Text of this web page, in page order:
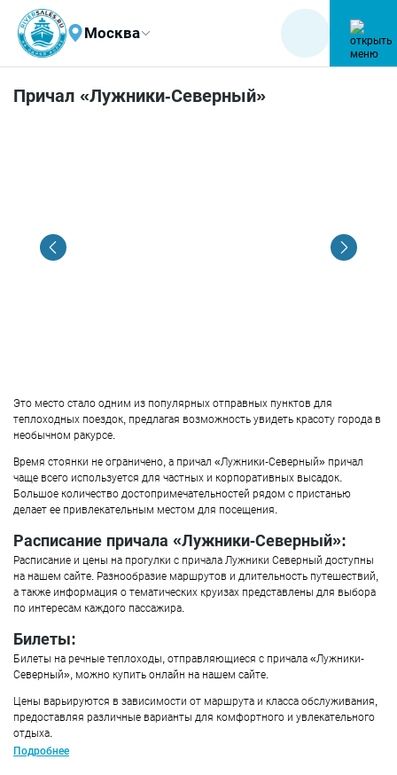
Москва
Причал «Лужники-Северный»
Это место стало одним из популярных отправных пунктов для
теплоходных поездок, предлагая возможность увидеть красоту города в
необычном ракурсе.
Время стоянки не ограничено, а причал «Лужники-Северный» причал
чаще всего используется для частных и корпоративных высадок.
Большое количество достопримечательностей рядом с пристанью
делает ее привлекательным местом для посещения.
Расписание причала «Лужники-Северный»:
Расписание и цены на прогулки с причала Лужники Северный доступны
на нашем сайте. Разнообразие маршрутов и длительность путешествий,
а также информация о тематических круизах представлены для выбора
по интересам каждого пассажира.
Билеты:
Билеты на речные теплоходы, отправляющиеся с причала «Лужники-
Северный», можно купить онлайн на нашем сайте.
Цены варьируются в зависимости от маршрута и класса обслуживания,
предоставляя различные варианты для комфортного и увлекательного
отдыха.
Подробнее